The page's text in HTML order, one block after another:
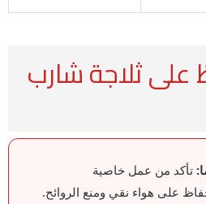
على ثلاجة شارب
تأكد من عمل خاصية